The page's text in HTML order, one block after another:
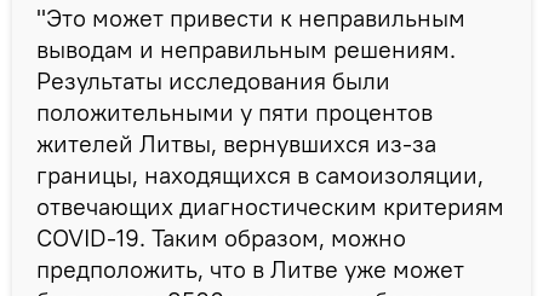
"Это может привести к неправильным
выводам и неправильным решениям.
Результаты исследования были
положительными у пяти процентов
жителей Литвы, вернувшихся из-за
границы, находящихся в самоизоляции,
отвечающих диагностическим критериям
COVID-19. Таким образом, можно
предположить, что в Литве уже может